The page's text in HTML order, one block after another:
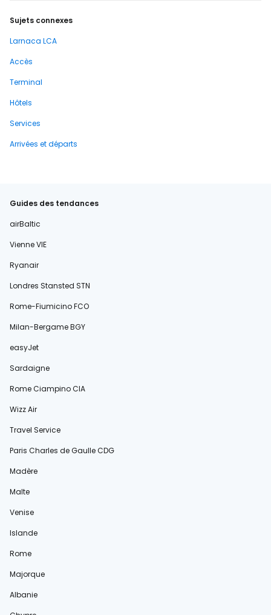
Sujets connexes
Larnaca LCA
Accès
Terminal
Hôtels
Services
Arrivées et départs
Guides des tendances
airBaltic
Vienne VIE
Ryanair
Londres Stansted STN
Rome-Fiumicino FCO
Milan-Bergame BGY
easyJet
Sardaigne
Rome Ciampino CIA
Wizz Air
Travel Service
Paris Charles de Gaulle CDG
Madère
Malte
Venise
Islande
Rome
Majorque
Albanie